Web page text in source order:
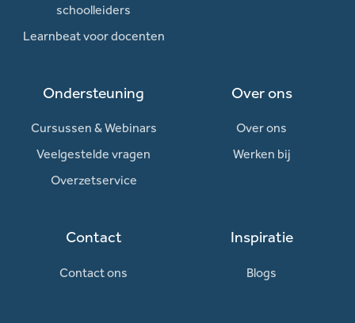
schoolleiders
Learnbeat voor docenten
Ondersteuning
Cursussen & Webinars
Veelgestelde vragen
Overzetservice
Over ons
Over ons
Werken bij
Contact
Contact ons
Inspiratie
Blogs